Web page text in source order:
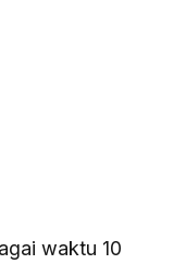
waktu 10